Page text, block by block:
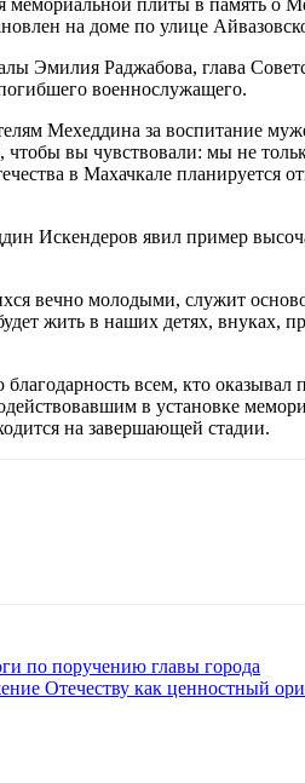
на доме по улице
Эмилия Раджабова, глава
военнослужащего.
Мехеддина за воспитание
вы чувствовали: мы не
в Махачкале планируется
Искендеров явил пример
вечно молодыми, служит
жить в наших детях, внуках,
всем, кто
в установке
на завершающей стадии.
по поручению главы города
Отечеству как ценностный